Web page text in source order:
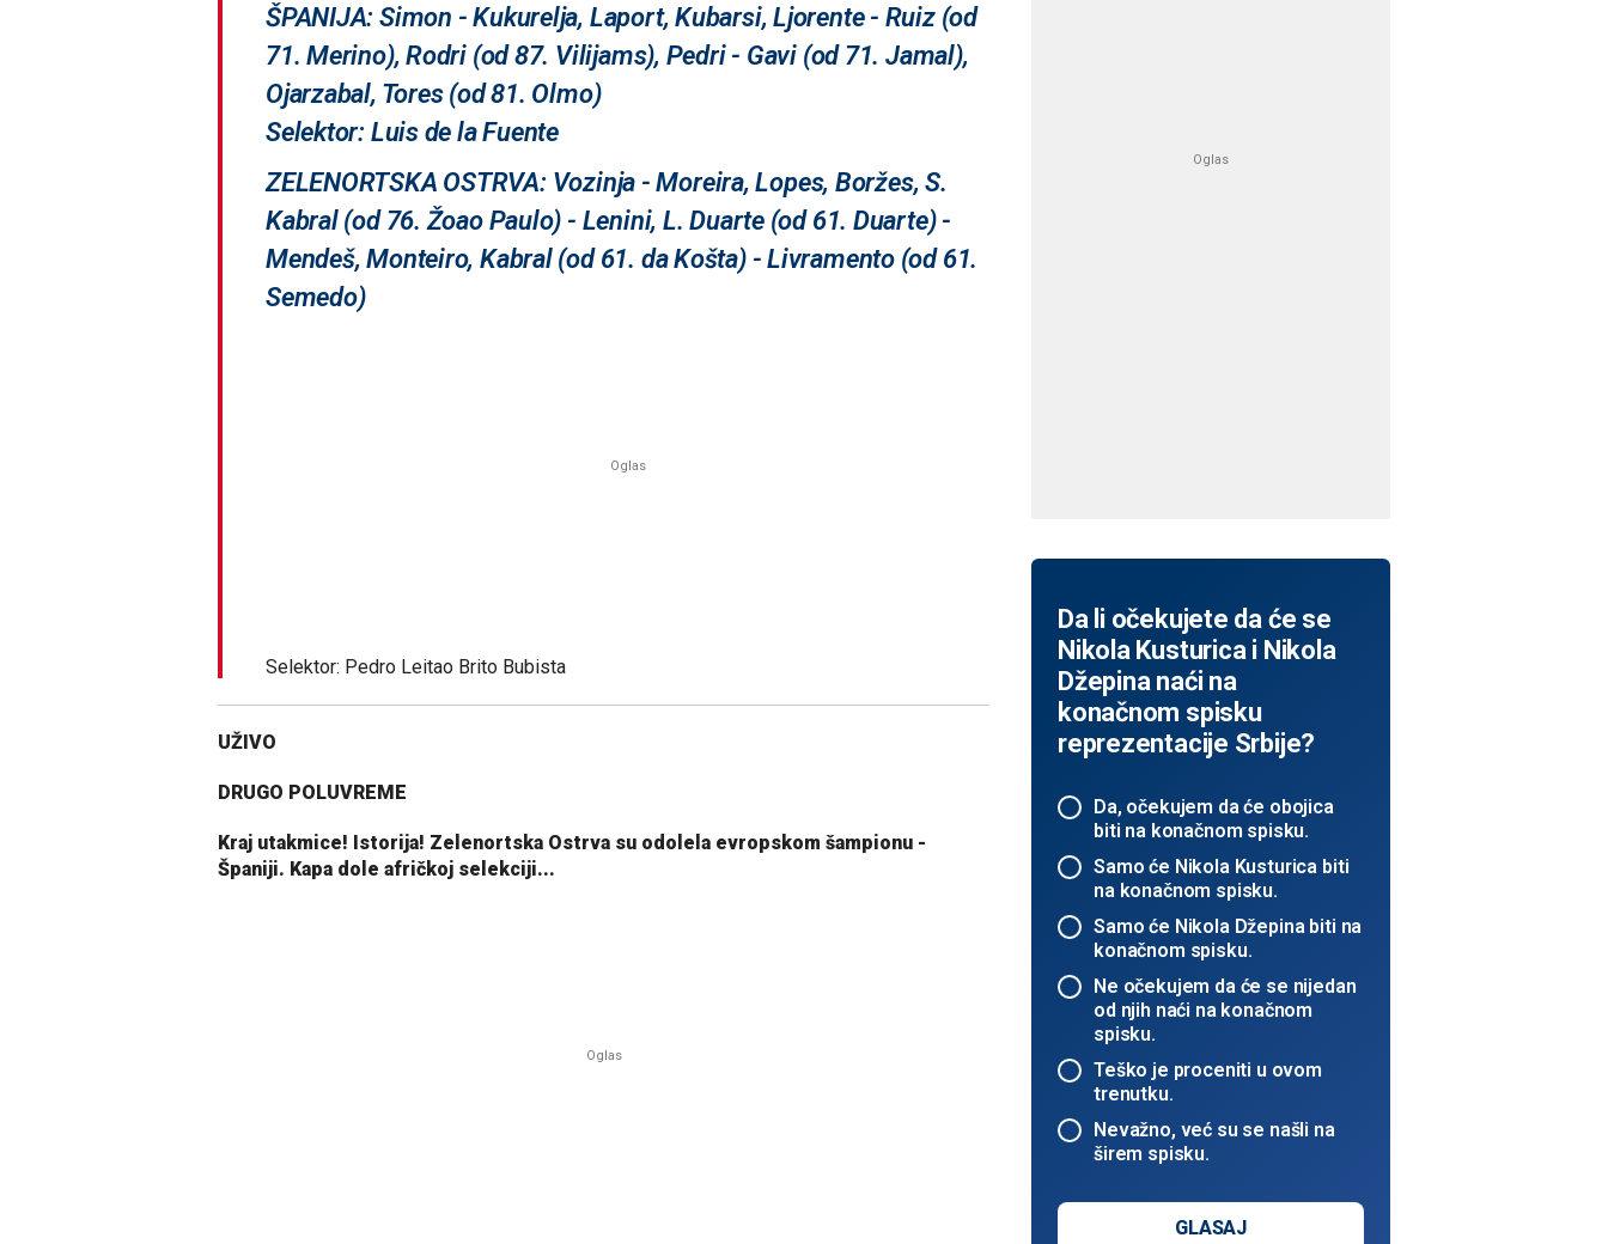
ŠPANIJA: Simon - Kukurelja, Laport, Kubarsi, Ljorente - Ruiz (od
71. Merino), Rodri (od 87. Vilijams), Pedri - Gavi (od 71. Jamal),
Ojarzabal, Tores (od 81. Olmo)
Selektor: Luis de la Fuente
ZELENORTSKA OSTRVA: Vozinja - Moreira, Lopes, Boržes, S.
Kabral (od 76. Žoao Paulo) - Lenini, L. Duarte (od 61. Duarte) -
Mendeš, Monteiro, Kabral (od 61. da Košta) - Livramento (od 61.
Semedo)
Selektor: Pedro Leitao Brito Bubista
UŽIVO
DRUGO POLUVREME
Kraj utakmice! Istorija! Zelenortska Ostrva su odolela evropskom šampionu -
Španiji. Kapa dole afričkoj selekciji...
Da li očekujete da će se
Nikola Kusturica i Nikola
Džepina naći na
konačnom spisku
reprezentacije Srbije?
Da, očekujem da će obojica
biti na konačnom spisku.
Samo će Nikola Kusturica biti
na konačnom spisku.
Samo će Nikola Džepina biti na
konačnom spisku.
Ne očekujem da će se nijedan
od njih naći na konačnom
spisku.
Teško je proceniti u ovom
trenutku.
Nevažno, već su se našli na
širem spisku.
GLASAJ